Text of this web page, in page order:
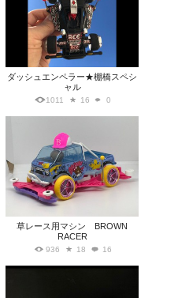
ダッシュエンペラー★棚橋スペシ
ャル
1011 16 0
草レース用マシン BROWN
RACER
936 18 16